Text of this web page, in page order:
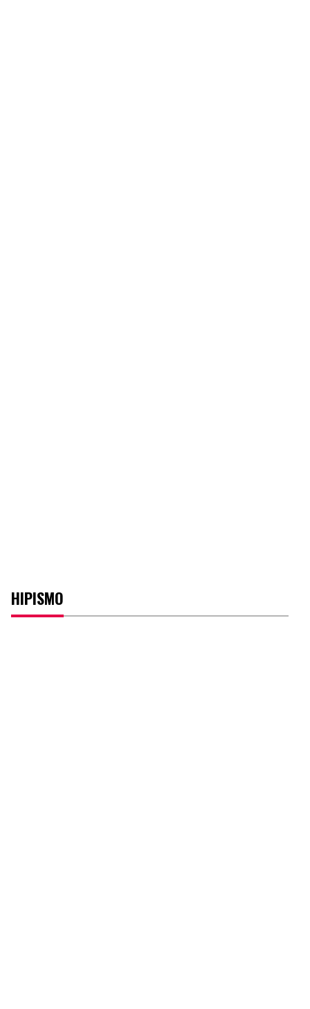
HIPISMO